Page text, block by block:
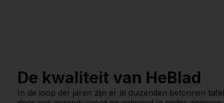
De kwaliteit van HeBlad
In de loop der jaren zijn er al duizenden betonnen